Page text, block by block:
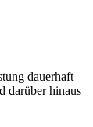
dauerhaft
darüber hinaus